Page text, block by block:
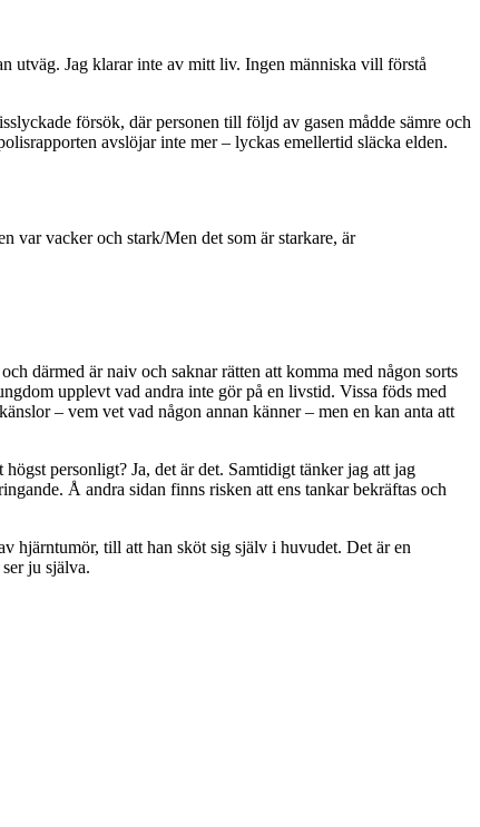
utväg. Jag klarar inte av mitt liv. Ingen människa vill förstå
försök, där personen till följd av gasen mådde sämre och
avslöjar inte mer – lyckas emellertid släcka elden.
var vacker och stark/Men det som är starkare, är
därmed är naiv och saknar rätten att komma med någon sorts
upplevt vad andra inte gör på en livstid. Vissa föds med
– vem vet vad någon annan känner – men en kan anta att
personligt? Ja, det är det. Samtidigt tänker jag att jag
Å andra sidan finns risken att ens tankar bekräftas och
hjärntumör, till att han sköt sig själv i huvudet. Det är en
ju själva.